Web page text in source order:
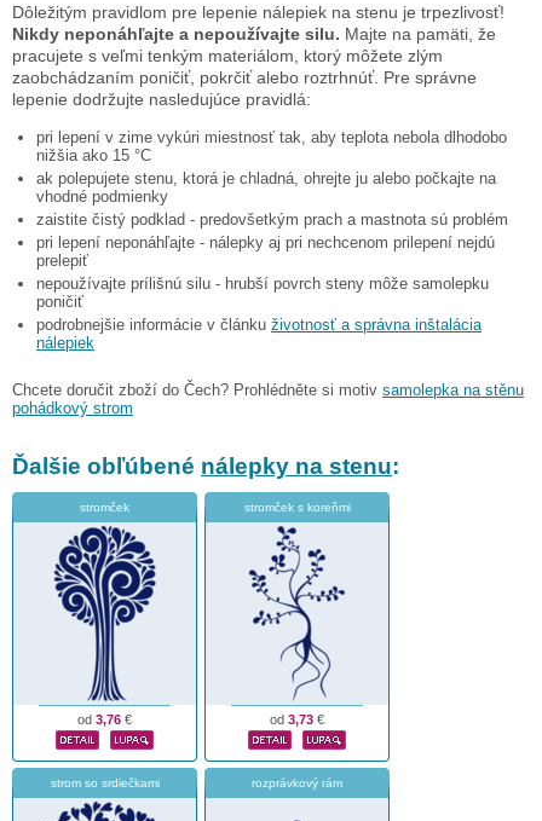
Dôležitým pravidlom pre lepenie nálepiek na stenu je trpezlivosť!
Nikdy neponáhľajte a nepoužívajte silu. Majte na pamäti, že
pracujete s veľmi tenkým materiálom, ktorý môžete zlým
zaobchádzaním poničiť, pokrčiť alebo roztrhnúť. Pre správne
lepenie dodržujte nasledujúce pravidlá:
pri lepení v zime vykúri miestnosť tak, aby teplota nebola dlhodobo
nižšia ako 15 °C
ak polepujete stenu, ktorá je chladná, ohrejte ju alebo počkajte na
vhodné podmienky
zaistite čistý podklad - predovšetkým prach a mastnota sú problém
pri lepení neponáhľajte - nálepky aj pri nechcenom prilepení nejdú
prelepiť
nepoužívajte prílišnú silu - hrubší povrch steny môže samolepku
poničiť
podrobnejšie informácie v článku životnosť a správna inštalácia
nálepiek
Chcete doručit zboží do Čech? Prohlédněte si motiv samolepka na stěnu
pohádkový strom
Ďalšie obľúbené nálepky na stenu:
stromček
od 3,76 €
stromček s koreňmi
od 3,73 €
strom so srdiečkami rozprávkový rám